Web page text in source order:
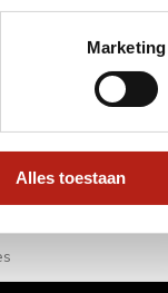
Marketing
Alles toestaan
nieuwste